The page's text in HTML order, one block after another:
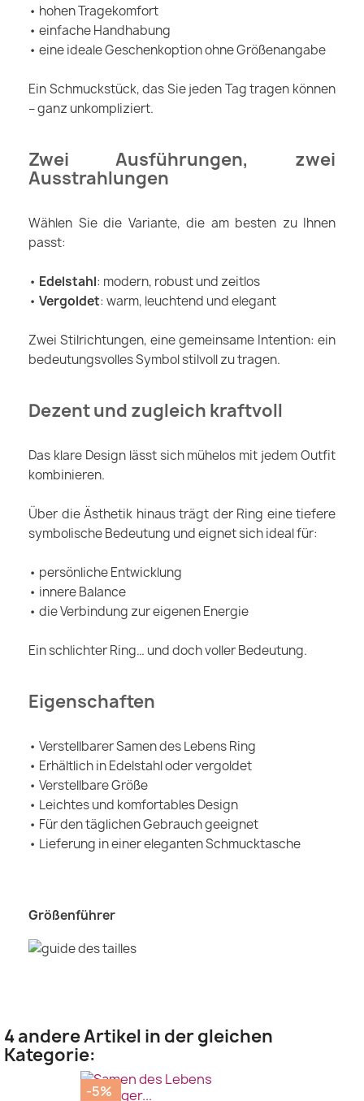
• hohen Tragekomfort
• einfache Handhabung
• eine ideale Geschenkoption ohne Größenangabe
Ein Schmuckstück, das Sie jeden Tag tragen können
– ganz unkompliziert.
Zwei Ausführungen, zwei
Ausstrahlungen
Wählen Sie die Variante, die am besten zu Ihnen
passt:
• Edelstahl: modern, robust und zeitlos
• Vergoldet: warm, leuchtend und elegant
Zwei Stilrichtungen, eine gemeinsame Intention: ein
bedeutungsvolles Symbol stilvoll zu tragen.
Dezent und zugleich kraftvoll
Das klare Design lässt sich mühelos mit jedem Outfit
kombinieren.
Über die Ästhetik hinaus trägt der Ring eine tiefere
symbolische Bedeutung und eignet sich ideal für:
• persönliche Entwicklung
• innere Balance
• die Verbindung zur eigenen Energie
Ein schlichter Ring… und doch voller Bedeutung.
Eigenschaften
• Verstellbarer Samen des Lebens Ring
• Erhältlich in Edelstahl oder vergoldet
• Verstellbare Größe
• Leichtes und komfortables Design
• Für den täglichen Gebrauch geeignet
• Lieferung in einer eleganten Schmucktasche
Größenführer
4 andere Artikel in der gleichen
Kategorie:
-5%